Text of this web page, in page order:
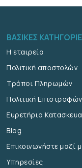
ΒΑΣΙΚΈΣ
Η εταιρεία
Πολιτική αποστολών
Τρόποι Πληρωμών
Πολιτική Επιστροφών
Ευρετήριο
Blog
Επικοινωνήστε μαζί
Υπηρεσίες